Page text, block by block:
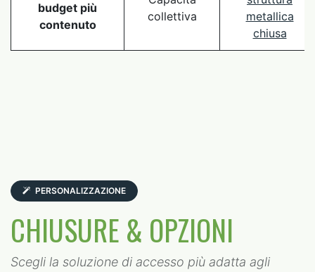
budget più
contenuto
collettiva
metallica
chiusa
PERSONALIZZAZIONE
CHIUSURE & OPZIONI
Scegli la soluzione di accesso più adatta agli